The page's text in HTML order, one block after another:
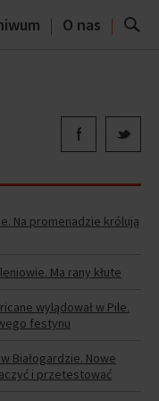
O nas
Na promenadzie królują
Ma rany kłute
wylądował w Pile.
festynu
Białogardzie. Nowe
i przetestować